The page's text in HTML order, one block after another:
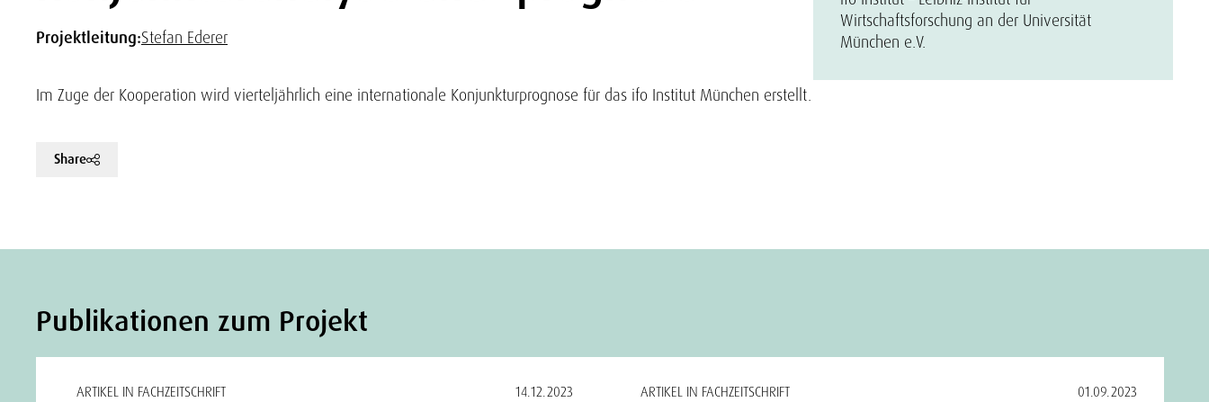
Projektleitung:Stefan Ederer
Im Zuge der Kooperation wird vierteljährlich eine internationale Konjunkturprognose für das ifo Institut München erstellt.
Share
Wirtschaftsforschung an der Universität
München e.V.
Publikationen zum Projekt
ARTIKEL IN FACHZEITSCHRIFT 14.12.2023 ARTIKEL IN FACHZEITSCHRIFT 01.09.2023